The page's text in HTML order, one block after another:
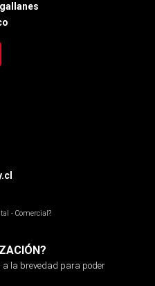
- Comercial?
a la brevedad para poder